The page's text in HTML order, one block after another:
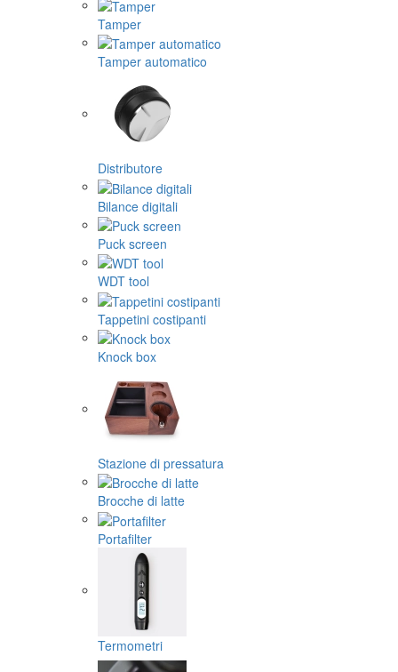
Tamper
Tamper automatico
Distributore
Bilance digitali
Puck screen
WDT tool
Tappetini costipanti
Knock box
Stazione di pressatura
Brocche di latte
Portafilter
Termometri